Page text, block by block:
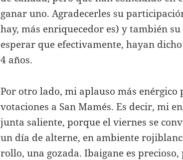
ganar uno. Agradecerles su
hay, más enriquecedor es) y también
esperar que efectivamente, hayan
4 años.
Por otro lado, mi aplauso más
votaciones a San Mamés. Es decir, mi
junta saliente, porque el viernes se
un día de alterne, en ambiente
rollo, una gozada. Ibaigane es